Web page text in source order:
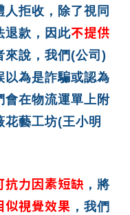
拒收，除了視同
退款，因此不提供
來說，我們(公司)
以為是詐騙或認為
會在物流運單上附
藝工坊(王小明
抗力因素短缺 ，將
似視覺效果 ，我們